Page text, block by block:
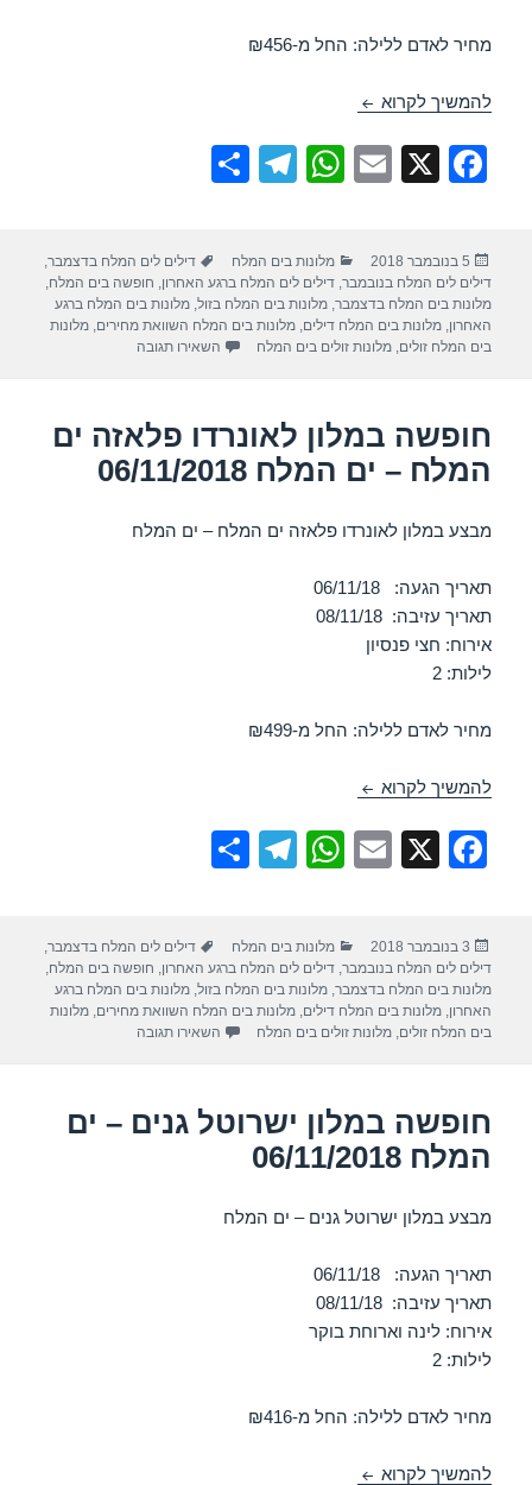
מחיר לאדם ללילה: החל מ-₪456
להמשיך לקרוא חופשה במלון דיוויד ים המלח – ים המלח 07/11/2018
F
e
b
o
k
X
E
W
s
A
p
T
gr
a
m
e
פורסם
בתאריך
5 בנובמבר 2018 קטגוריות
מלונות בים המלח תגיות
דילים לים המלח בדצמבר
דילים לים המלח בנובמבר ,דילים לים המלח ברגע האחרון חופשה בים המלח
מלונות בים המלח בדצמבר ,מלונות בים המלח בזול ,מלונות בים המלח ברגע
האחרון ,מלונות בים המלח דילים ,מלונות בים המלח השוואת מחירים ,מלונות
בים המלח זולים ,מלונות זולים בים המלח השאירו תגובה
חופשה במלון לאונרדו פלאזה ים
המלח – ים המלח 06/11/2018
מבצע במלון לאונרדו פלאזה ים המלח – ים המלח
תאריך הגעה: 06/11/18
תאריך עזיבה: 08/11/18
אירוח: חצי פנסיון
לילות: 2
מחיר לאדם ללילה: החל מ-₪499
להמשיך לקרוא חופשה במלון לאונרדו פלאזה ים המלח – ים המלח 06/11/2018
F
e
b
o
k
X
E
W
s
A
p
T
gr
a
m
e
פורסם
בתאריך
3 בנובמבר 2018 קטגוריות
מלונות בים המלח תגיות
דילים לים המלח בדצמבר,
דילים לים המלח בנובמבר,דילים לים המלח ברגע האחרון, חופשה בים המלח,
מלונות בים המלח בדצמבר,מלונות בים המלח בזול,מלונות בים המלח ברגע
האחרון,מלונות בים המלח דילים,מלונות בים המלח השוואת מחירים,מלונות
בים המלח זולים,מלונות זולים בים המלח השאירו תגובה
חופשה במלון ישרוטל גנים – ים
המלח 06/11/2018
מבצע במלון ישרוטל גנים – ים המלח
תאריך הגעה: 06/11/18
תאריך עזיבה: 08/11/18
אירוח: לינה וארוחת בוקר
לילות: 2
מחיר לאדם ללילה: החל מ-₪416
להמשיך לקרוא חופשה במלון ישרוטל גנים – ים המלח 06/11/2018